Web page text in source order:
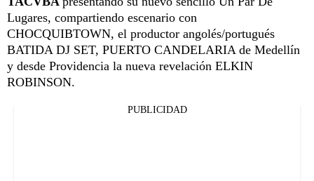
Lugares, compartiendo escenario con
CHOCQUIBTOWN, el productor angolés/portugués
BATIDA DJ SET, PUERTO CANDELARIA de Medellín
y desde Providencia la nueva revelación ELKIN
ROBINSON.
PUBLICIDAD